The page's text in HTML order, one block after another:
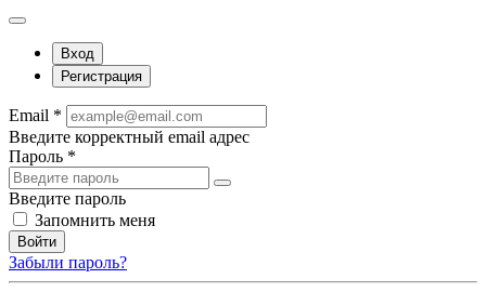
Вход
Регистрация
Email *
Введите корректный email адрес
Пароль *
Введите пароль
Запомнить меня
Войти
Забыли пароль?